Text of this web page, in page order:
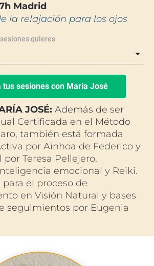
Madrid
la relajación para los ojos
quieres
tus sesiones con María José
JOSÉ: Además de ser
Certificada en el Método
también está formada
por Ainhoa de Federico y
emocional y Reiki.
el proceso de
en Visión Natural y bases
seguimientos por Eugenia